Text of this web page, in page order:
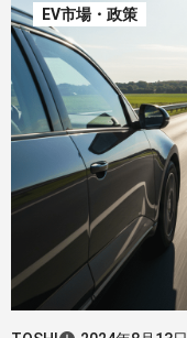
EV市場・政策